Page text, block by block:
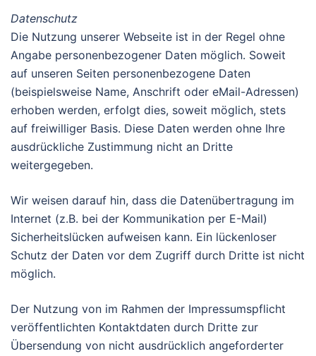
Datenschutz
Die Nutzung unserer Webseite ist in der Regel ohne
Angabe personenbezogener Daten möglich. Soweit
auf unseren Seiten personenbezogene Daten
(beispielsweise Name, Anschrift oder eMail-Adressen)
erhoben werden, erfolgt dies, soweit möglich, stets
auf freiwilliger Basis. Diese Daten werden ohne Ihre
ausdrückliche Zustimmung nicht an Dritte
weitergegeben.
Wir weisen darauf hin, dass die Datenübertragung im
Internet (z.B. bei der Kommunikation per E-Mail)
Sicherheitslücken aufweisen kann. Ein lückenloser
Schutz der Daten vor dem Zugriff durch Dritte ist nicht
möglich.
Der Nutzung von im Rahmen der Impressumspflicht
veröffentlichten Kontaktdaten durch Dritte zur
Übersendung von nicht ausdrücklich angeforderter